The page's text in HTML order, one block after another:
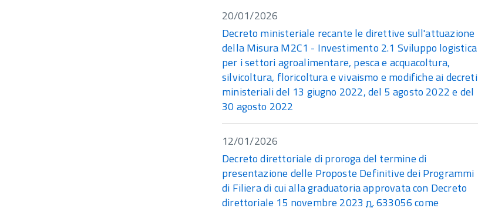
20/01/2026
Decreto ministeriale recante le direttive sull'attuazione
della Misura M2C1 - Investimento 2.1 Sviluppo logistica
per i settori agroalimentare, pesca e acquacoltura,
silvicoltura, floricoltura e vivaismo e modifiche ai decreti
ministeriali del 13 giugno 2022, del 5 agosto 2022 e del
30 agosto 2022
12/01/2026
Decreto direttoriale di proroga del termine di
presentazione delle Proposte Definitive dei Programmi
di Filiera di cui alla graduatoria approvata con Decreto
direttoriale 15 novembre 2023n.633056 come